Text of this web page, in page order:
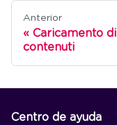
Anterior
Caricamento di
contenuti
Centro de ayuda